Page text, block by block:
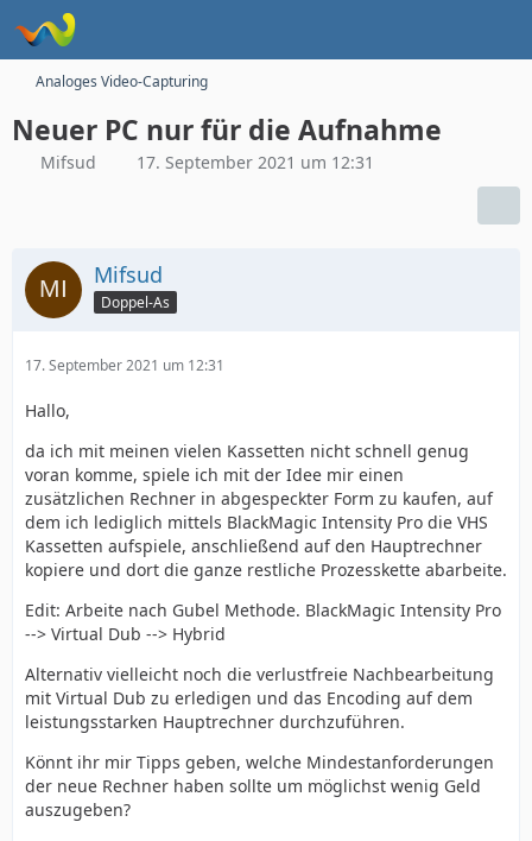
Analoges Video-Capturing
Neuer PC nur für die Aufnahme
Mifsud 17. September 2021 um 12:31
Mifsud
Doppel-As
17. September 2021 um 12:31
Hallo,
da ich mit meinen vielen Kassetten nicht schnell genug
voran komme, spiele ich mit der Idee mir einen
zusätzlichen Rechner in abgespeckter Form zu kaufen, auf
dem ich lediglich mittels BlackMagic Intensity Pro die VHS
Kassetten aufspiele, anschließend auf den Hauptrechner
kopiere und dort die ganze restliche Prozesskette abarbeite.
Edit: Arbeite nach Gubel Methode. BlackMagic Intensity Pro
--> Virtual Dub --> Hybrid
Alternativ vielleicht noch die verlustfreie Nachbearbeitung
mit Virtual Dub zu erledigen und das Encoding auf dem
leistungsstarken Hauptrechner durchzuführen.
Könnt ihr mir Tipps geben, welche Mindestanforderungen
der neue Rechner haben sollte um möglichst wenig Geld
auszugeben?